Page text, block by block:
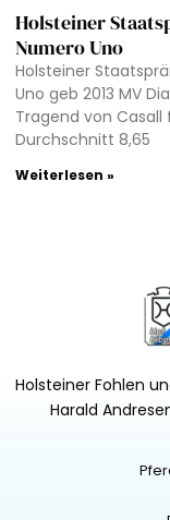
Holsteiner
Numero Uno
Holsteiner
Uno geb 2013 MV
Tragend von
Durchschnitt 8,65
Weiterlesen »
Holsteiner Fohlen
Harald